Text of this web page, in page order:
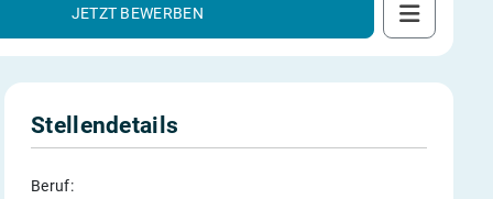
JETZT BEWERBEN
Stellendetails
Beruf: